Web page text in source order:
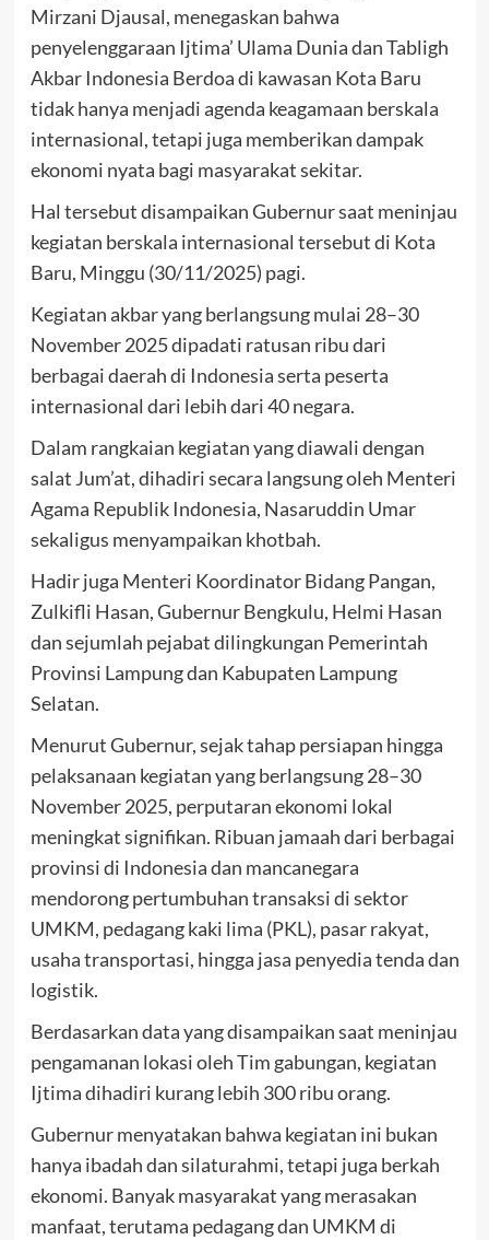
Mirzani Djausal, menegaskan bahwa
penyelenggaraan Ijtima’ Ulama Dunia dan Tabligh
Akbar Indonesia Berdoa di kawasan Kota Baru
tidak hanya menjadi agenda keagamaan berskala
internasional, tetapi juga memberikan dampak
ekonomi nyata bagi masyarakat sekitar.
Hal tersebut disampaikan Gubernur saat meninjau
kegiatan berskala internasional tersebut di Kota
Baru, Minggu (30/11/2025) pagi.
Kegiatan akbar yang berlangsung mulai 28–30
November 2025 dipadati ratusan ribu dari
berbagai daerah di Indonesia serta peserta
internasional dari lebih dari 40 negara.
Dalam rangkaian kegiatan yang diawali dengan
salat Jum’at, dihadiri secara langsung oleh Menteri
Agama Republik Indonesia, Nasaruddin Umar
sekaligus menyampaikan khotbah.
Hadir juga Menteri Koordinator Bidang Pangan,
Zulkifli Hasan, Gubernur Bengkulu, Helmi Hasan
dan sejumlah pejabat dilingkungan Pemerintah
Provinsi Lampung dan Kabupaten Lampung
Selatan.
Menurut Gubernur, sejak tahap persiapan hingga
pelaksanaan kegiatan yang berlangsung 28–30
November 2025, perputaran ekonomi lokal
meningkat signifikan. Ribuan jamaah dari berbagai
provinsi di Indonesia dan mancanegara
mendorong pertumbuhan transaksi di sektor
UMKM, pedagang kaki lima (PKL), pasar rakyat,
usaha transportasi, hingga jasa penyedia tenda dan
logistik.
Berdasarkan data yang disampaikan saat meninjau
pengamanan lokasi oleh Tim gabungan, kegiatan
Ijtima dihadiri kurang lebih 300 ribu orang.
Gubernur menyatakan bahwa kegiatan ini bukan
hanya ibadah dan silaturahmi, tetapi juga berkah
ekonomi. Banyak masyarakat yang merasakan
manfaat, terutama pedagang dan UMKM di